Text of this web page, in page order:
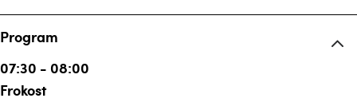
Program
07:30 - 08:00
Frokost